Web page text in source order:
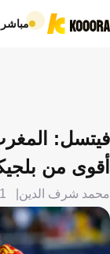
مباشر
فيتسل:
أقوى من
محمد شرف الدين